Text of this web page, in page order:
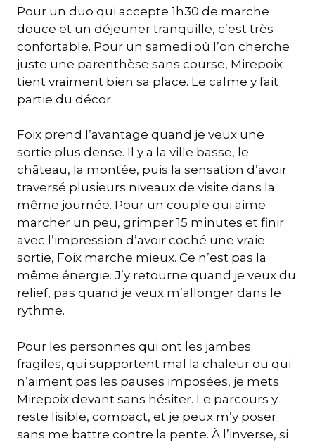
Pour un duo qui accepte 1h30 de marche
douce et un déjeuner tranquille, c’est très
confortable. Pour un samedi où l’on cherche
juste une parenthèse sans course, Mirepoix
tient vraiment bien sa place. Le calme y fait
partie du décor.
Foix prend l’avantage quand je veux une
sortie plus dense. Il y a la ville basse, le
château, la montée, puis la sensation d’avoir
traversé plusieurs niveaux de visite dans la
même journée. Pour un couple qui aime
marcher un peu, grimper 15 minutes et finir
avec l’impression d’avoir coché une vraie
sortie, Foix marche mieux. Ce n’est pas la
même énergie. J’y retourne quand je veux du
relief, pas quand je veux m’allonger dans le
rythme.
Pour les personnes qui ont les jambes
fragiles, qui supportent mal la chaleur ou qui
n’aiment pas les pauses imposées, je mets
Mirepoix devant sans hésiter. Le parcours y
reste lisible, compact, et je peux m’y poser
sans me battre contre la pente. À l’inverse, si